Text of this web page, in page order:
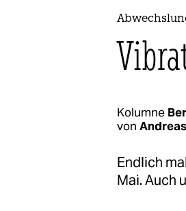
Kolumne
von
Endlich
Mai. Auch